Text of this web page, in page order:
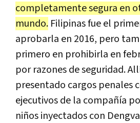
completamente segura en
mundo. Filipinas fue el
aprobarla en 2016, pero
primero en prohibirla en
por razones de seguridad.
presentado cargos penales
ejecutivos de la compañía
niños inyectados con